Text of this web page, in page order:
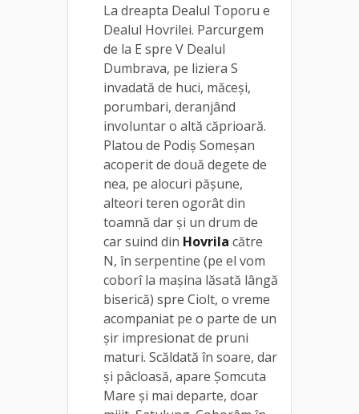
La dreapta Dealul Toporu e
Dealul Hovrilei. Parcurgem
de la E spre V Dealul
Dumbrava, pe liziera S
invadată de huci, măceși,
porumbari, deranjând
involuntar o altă căprioară.
Platou de Podiș Someșan
acoperit de două degete de
nea, pe alocuri pășune,
alteori teren ogorât din
toamnă dar și un drum de
car suind din Hovrila către
N, în serpentine (pe el vom
coborî la mașina lăsată lângă
biserică) spre Ciolt, o vreme
acompaniat pe o parte de un
șir impresionat de pruni
maturi. Scăldată în soare, dar
și pâcloasă, apare Șomcuta
Mare și mai departe, doar